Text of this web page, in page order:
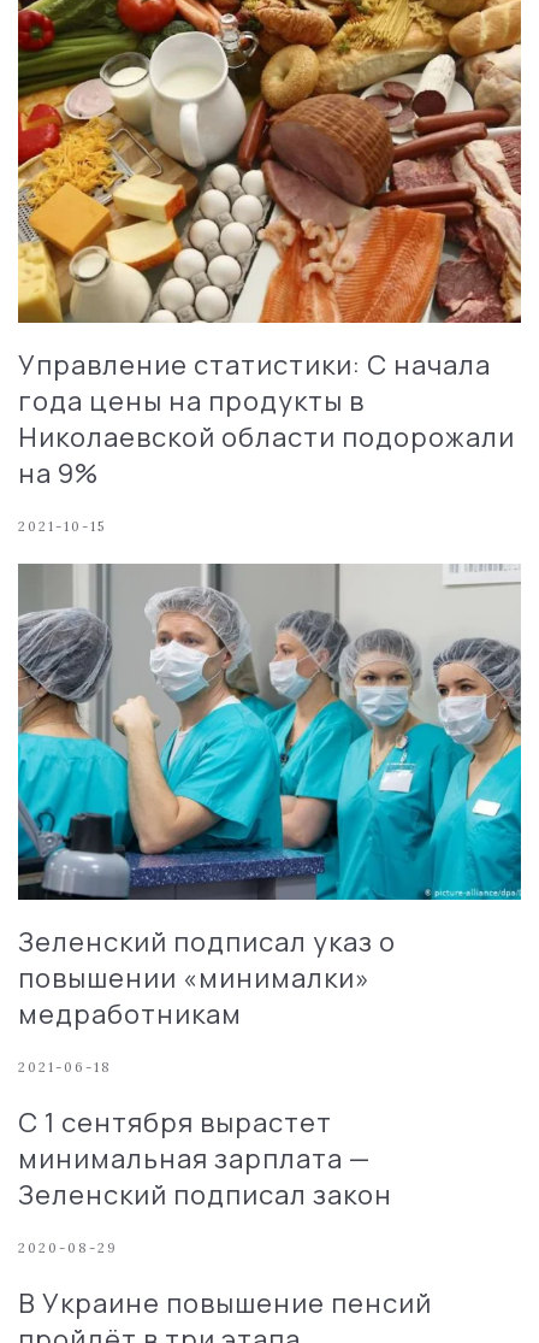
Управление статистики: С начала
года цены на продукты в
Николаевской области подорожали
на 9%
2021-10-15
Зеленский подписал указ о
повышении «минималки»
медработникам
2021-06-18
С 1 сентября вырастет
минимальная зарплата —
Зеленский подписал закон
2020-08-29
В Украине повышение пенсий